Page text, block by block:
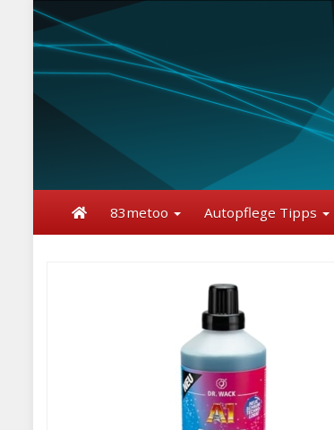
content
83metoo Autopflege Tipps